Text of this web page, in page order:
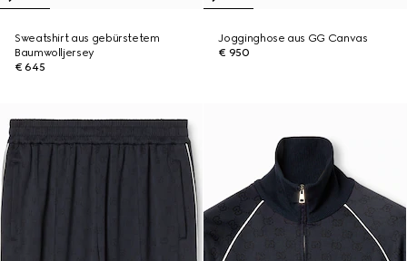
Sweatshirt aus gebürstetem
Baumwolljersey
€ 645
Jogginghose aus GG Canvas
€ 950